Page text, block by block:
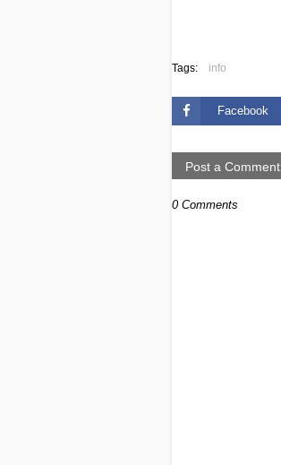
Tags: info
Facebook
Post a Comment
0 Comments